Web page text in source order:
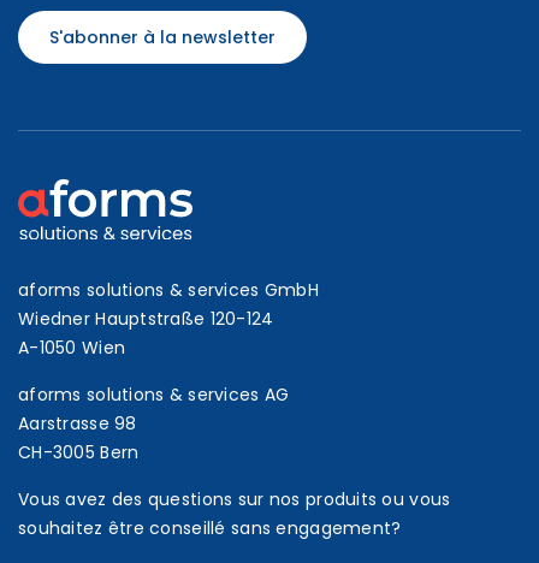
S'abonner à la newsletter
aforms solutions & services GmbH
Wiedner Hauptstraße 120-124
A-1050 Wien
aforms solutions & services AG
Aarstrasse 98
CH-3005 Bern
Vous avez des questions sur nos produits ou vous
souhaitez être conseillé sans engagement?